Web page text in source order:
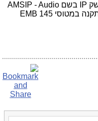
הספקת פתרון ניהול תקשורת עם ממשק IP בשם AMSIP - Audio
Management Solution Over IP, להתקנה במטוסי EMB 145